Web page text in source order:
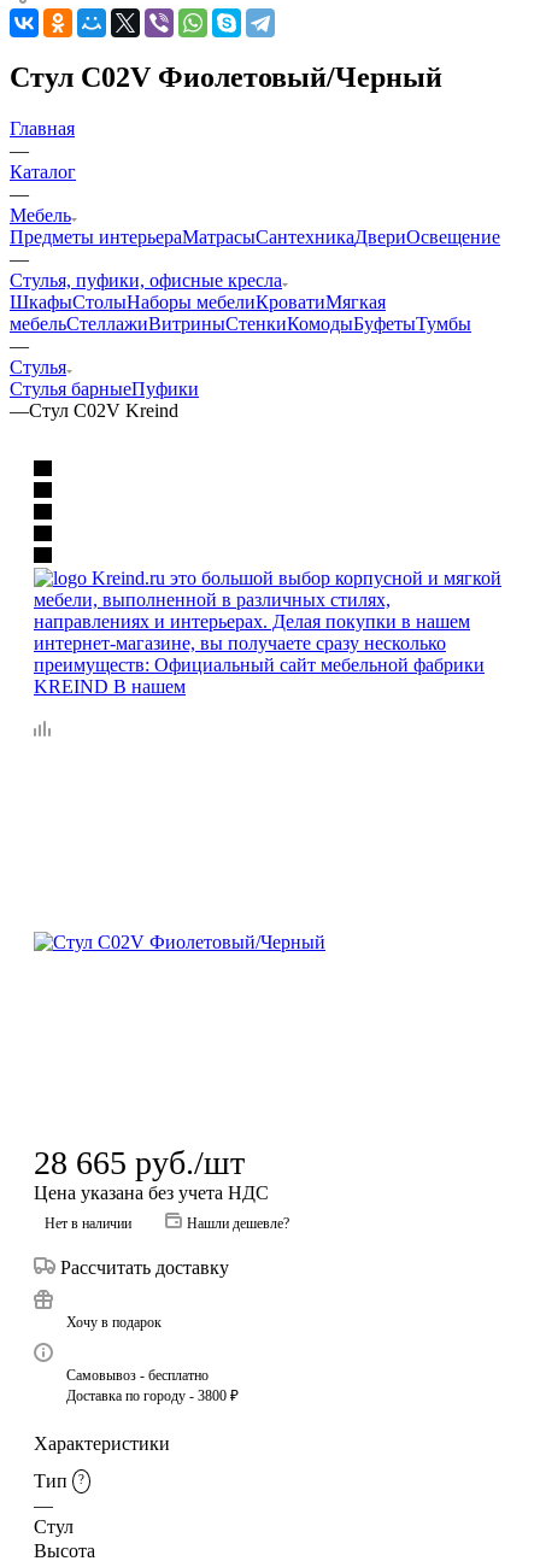
Стул C02V Фиолетовый/Черный
Главная
—
Каталог
—
Мебель
Предметы интерьераМатрасыСантехникаДвериОсвещение
—
Стулья, пуфики, офисные кресла
ШкафыСтолыНаборы мебелиКроватиМягкая
мебельСтеллажиВитриныСтенкиКомодыБуфетыТумбы
—
Стулья
Стулья барныеПуфики
—Стул C02V Kreind
28 665 руб./шт
Цена указана без учета НДС
Нет в наличии Нашли дешевле?
Рассчитать доставку
Хочу в подарок
Самовывоз - бесплатно
Доставка по городу - 3800 ₽
Характеристики
Тип
?
—
Стул
Высота